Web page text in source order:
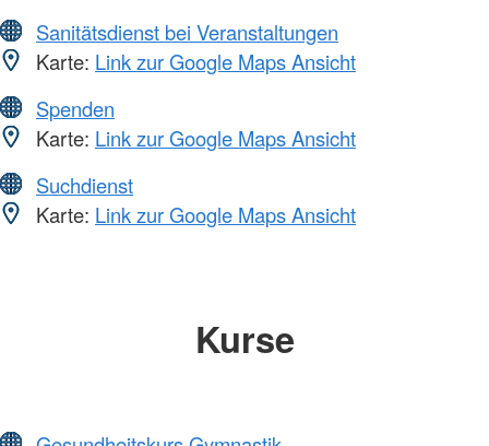
Sanitätsdienst bei Veranstaltungen
Karte: Link zur Google Maps Ansicht
Spenden
Karte: Link zur Google Maps Ansicht
Suchdienst
Karte: Link zur Google Maps Ansicht
Kurse